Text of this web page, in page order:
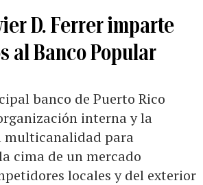
D. Ferrer imparte
al Banco Popular
banco de Puerto Rico
interna y la
multicanalidad para
cima de un mercado
locales y del exterior